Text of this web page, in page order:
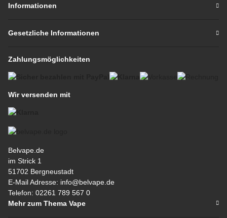
Informationen
Gesetzliche Informationen
Zahlungsmöglichkeiten
Wir versenden mit
Belvape.de
im Strick 1
51702 Bergneustadt
E-Mail Adresse: info@belvape.de
Telefon: 02261 789 567 0
Mehr zum Thema Vape